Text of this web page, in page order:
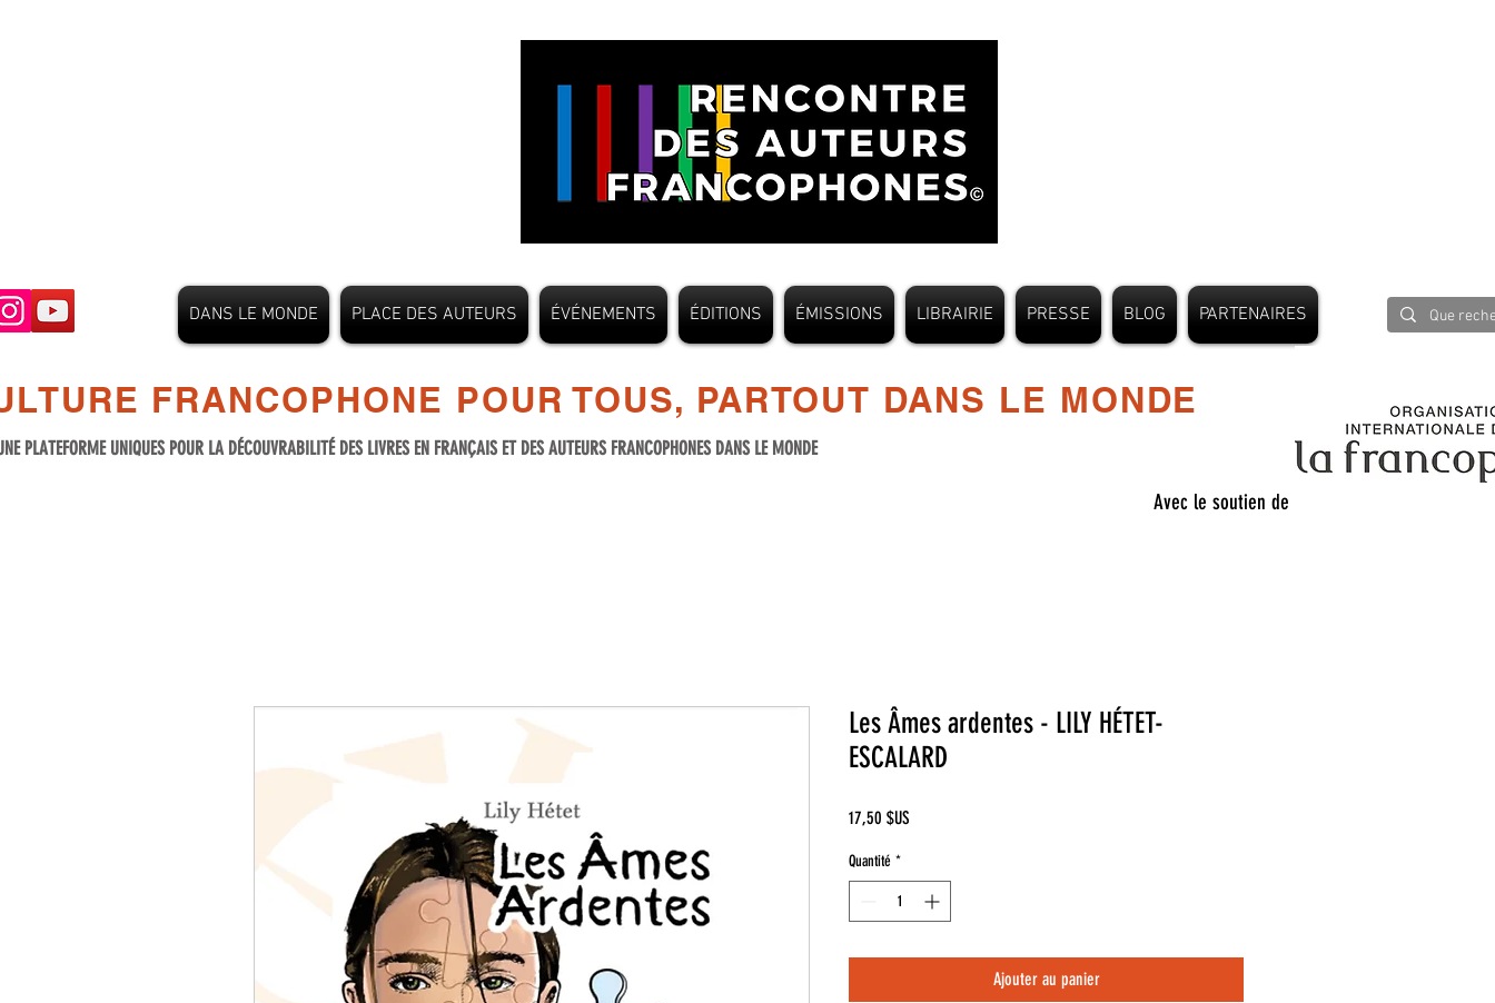
DANS LE MONDE PLACE DES AUTEURS ÉVÉNEMENTS ÉDITIONS ÉMISSIONS LIBRAIRIE PRESSE BLOG PARTENAIRES
FRANCOPHONE POUR TOUS, PARTOUT DANS LE MONDE
PLATEFORME UNIQUES POUR LA DÉCOUVRABILITÉ DES LIVRES EN FRANÇAIS ET DES AUTEURS FRANCOPHONES DANS LE MONDE
Avec le soutien de
Les Âmes ardentes - LILY HÉTET-
ESCALARD
17,50 $US
Quantité *
Ajouter au panier